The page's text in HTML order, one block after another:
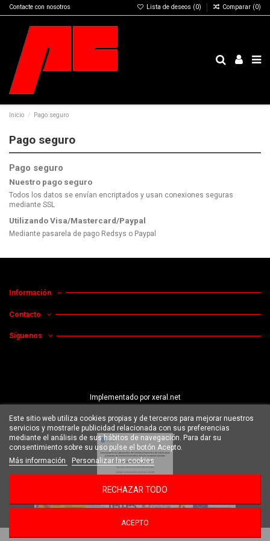
Contacte con nosotros Lista de deseos (0) Comparar (0)
Inicio Pago seguro
Pago seguro
Pago seguro
Nuestro pago seguro
Todos los datos se envían encriptados y usan conexiones seguras
mediante SSL
Utilizando Visa/Mastercard/Paypal
Mediante pasarela de pago Redsys o Paypal
Información
Contacto
Este sitio web utiliza cookies propias y de terceros para mejorar nuestros
servicios y mostrarle publicidad relacionada con sus preferencias
mediante el análisis de sus hábitos de navegación. Para dar su
consentimiento sobre su uso pulse el botón Acepto.
Más información
Personalizar las cookies
RECHAZAR TODO
ACEPTO
Síguenos
Implementado por xeral.net